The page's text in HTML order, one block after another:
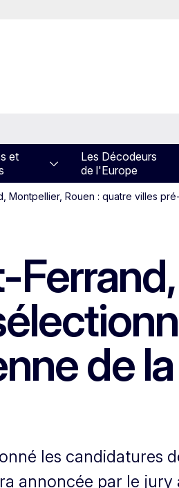
et
Les Décodeurs
de l'Europe
Montpellier, Rouen : quatre villes
de
les candidatures
annoncée par le jury